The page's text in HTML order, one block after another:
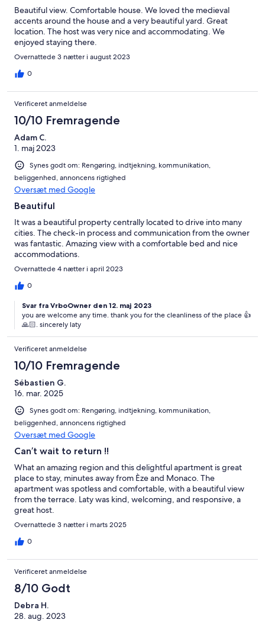
Beautiful view. Comfortable house. We loved the medieval
accents around the house and a very beautiful yard. Great
location. The host was very nice and accommodating. We
enjoyed staying there.
Overnattede 3 nætter i august 2023
0
Verificeret anmeldelse
10/10 Fremragende
Adam C.
1. maj 2023
Synes godt om: Rengøring, indtjekning, kommunikation,
beliggenhed, annoncens rigtighed
Oversæt med Google
Beautiful
It was a beautiful property centrally located to drive into many
cities. The check-in process and communication from the owner
was fantastic. Amazing view with a comfortable bed and nice
accommodations.
Overnattede 4 nætter i april 2023
0
Svar fra VrboOwner den 12. maj 2023
you are welcome any time. thank you for the cleanliness of the place 👍
🙏🏻. sincerely laty
Verificeret anmeldelse
10/10 Fremragende
Sébastien G.
16. mar. 2025
Synes godt om: Rengøring, indtjekning, kommunikation,
beliggenhed, annoncens rigtighed
Oversæt med Google
Can’t wait to return !!
What an amazing region and this delightful apartment is great
place to stay, minutes away from Èze and Monaco. The
apartment was spotless and comfortable, with a beautiful view
from the terrace. Laty was kind, welcoming, and responsive, a
great host.
Overnattede 3 nætter i marts 2025
0
Verificeret anmeldelse
8/10 Godt
Debra H.
28. aug. 2023